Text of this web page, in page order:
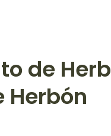
de
Herbón